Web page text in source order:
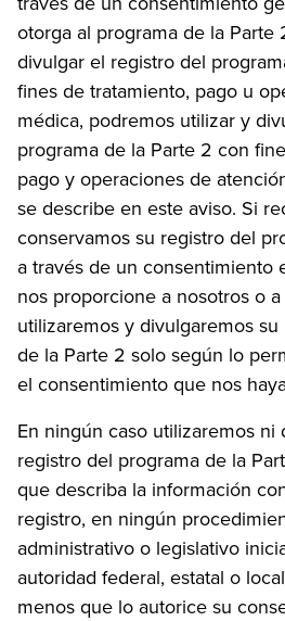
otorga al programa de la Parte
divulgar el registro del
fines de tratamiento, pago u
médica, podremos utilizar y
programa de la Parte 2 con
pago y operaciones de
se describe en este aviso. Si
conservamos su registro del
a través de un consentimiento
nos proporcione a nosotros o
utilizaremos y divulgaremos
de la Parte 2 solo según lo
el consentimiento que nos
En ningún caso utilizaremos ni
registro del programa de la
que describa la información
registro, en ningún
administrativo o legislativo
autoridad federal, estatal o
menos que lo autorice su